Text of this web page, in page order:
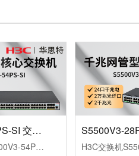
S5500V3-54PS-SI 交换机
H3C交换机S5500V3-54PS-SI（L3以太网交换机主机，支持48个10/100/1000BASE-T电口，支持4个1GBASE-XSFP端口，支持2个1G/10GBASE-XSFPPlus端口，支持AC）